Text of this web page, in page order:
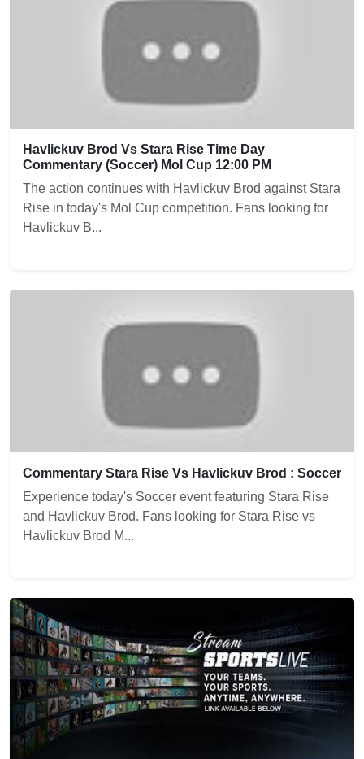
Havlickuv Brod Vs Stara Rise Time Day
Commentary (Soccer) Mol Cup 12:00 PM
The action continues with Havlickuv Brod against Stara
Rise in today's Mol Cup competition. Fans looking for
Havlickuv B...
Commentary Stara Rise Vs Havlickuv Brod : Soccer
Experience today's Soccer event featuring Stara Rise
and Havlickuv Brod. Fans looking for Stara Rise vs
Havlickuv Brod M...